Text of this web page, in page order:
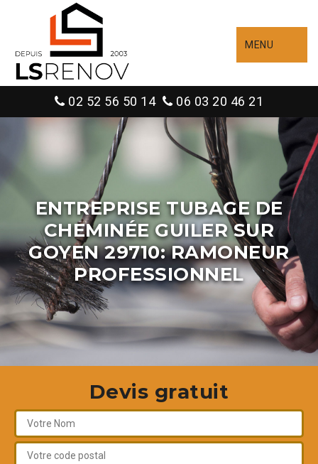
MENU
02 52 56 50 14 06 03 20 46 21
ENTREPRISE TUBAGE DE
CHEMINÉE GUILER SUR
GOYEN 29710: RAMONEUR
PROFESSIONNEL
Devis gratuit